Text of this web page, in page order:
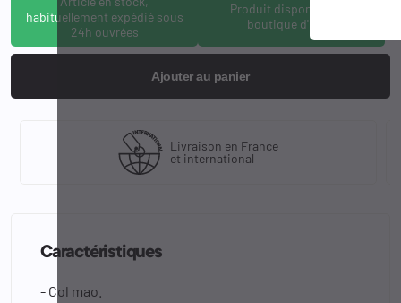
habituellement expédié sous
24h ouvrées
Produit disponible à la
boutique d'Osny
Ajouter au panier
Livraison en France
et international
Caractéristiques
- Col mao.